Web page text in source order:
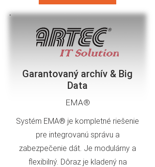
Garantovaný archív & Big
Data
EMA®
Systém EMA® je kompletné riešenie
pre integrovanú správu a
zabezpečenie dát. Je modulárny a
flexibilný. Dôraz je kladený na